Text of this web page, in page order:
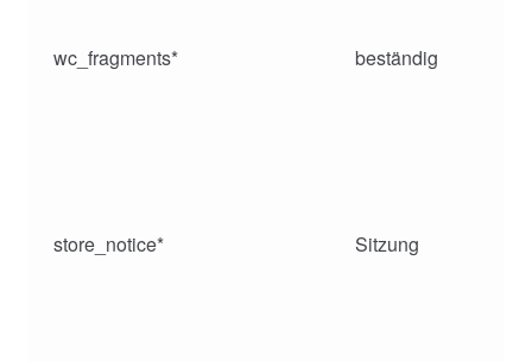
wc_fragments* beständig
store_notice* Sitzung